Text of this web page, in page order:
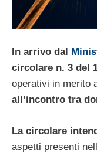
In arrivo dal
circolare n. 3 del
operativi in merito
all’incontro tra
La circolare
aspetti presenti